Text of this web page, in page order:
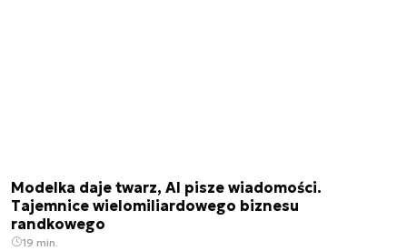
Modelka daje twarz, AI pisze wiadomości.
Tajemnice wielomiliardowego biznesu
randkowego
19 min.